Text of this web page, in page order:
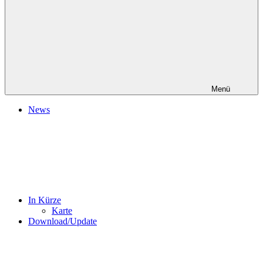
Menü
News
In Kürze
Karte
Download/Update